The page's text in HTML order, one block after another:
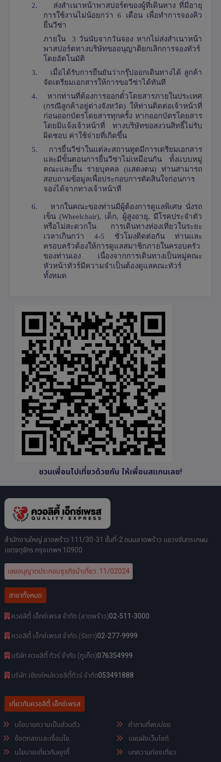
2.
ส่งสำเนาหน้าพาสปอร์ตของผู้ที่เดินทาง ที่มีอายุ
การใช้งานไม่น้อยกว่า 6 เดือน เพื่อทำการจองคิว
ยื่นวีซ่า
ภายใน 3 วันนับจากวันจอง หากไม่ส่งสำเนาหน้า
พาสปอร์ตทางบริษัทขออนุญาติยกเลิกการจองทัวร์
โดยอัตโนมัติ
3.
เมื่อได้รับการยืนยันว่ากรุ๊ปออกเดินทางได้ ลูกค้า
จัดเตรียมเอกสารให้การขอวีซ่าได้ทันที
4.
หากท่านที่ต้องการออกตั๋วโดยสารภายในประเทศ
(กรณีลูกค้าอยู่ต่างจังหวัด) ให้ท่านติดต่อเจ้าหน้าที่
ก่อนออกบัตรโดยสารทุกครั้ง หากออกบัตรโดยสาร
โดยมิแจ้งเจ้าหน้าที่ ทางบริษัทขอสงวนสิทธิ์ไม่รับ
ผิดชอบ ค่าใช้จ่ายที่เกิดขึ้น
5.
การยื่นวีซ่าในแต่ละสถานทูตมีการเตรียมเอกสาร
และมีขั้นตอนการยื่นวีซ่าไม่เหมือนกัน ทั้งแบบหมู่
คณะและยื่น รายบุคคล (แสดงตน) ท่านสามารถ
สอบถามข้อมูลเพื่อประกอบการตัดสินใจก่อนการ
จองได้จากทางเจ้าหน้าที่
6.
หากในคณะของท่านมีผู้ต้องการดูแลพิเศษ นั่งรถ
เข็น (Wheelchair), เด็ก, ผู้สูงอายุ, มีโรคประจำตัว
หรือไม่สะดวกใน การเดินทางท่องเที่ยวในระยะ
เวลาเกินกว่า 4-5 ชั่วโมงติดต่อกัน ท่านและ
ครอบครัวต้องให้การดูแลสมาชิกภายในครอบครัว
ของท่านเอง เนื่องจากการเดินทางเป็นหมู่คณะ
หัวหน้าทัวร์มีความจำเป็นต้องดูแลคณะทัวร์
ทั้งหมด
ชวนเพื่อนไปเที่ยวด้วยกัน ให้เพื่อนสแกนเลย!
สำนักงานใหญ่ ลาดพร้าว 111/30-31 ชั้นที่-2 ถนนลาดพร้าว แขวงจันทรเกษม
เขตจตุจักร กรุงเทพฯ 10900
เลขอนุญาตประกอบธุรกิจนำเที่ยว: 11/02024
สาขาทั้งหมด
ควอลิตี้ เอ็กซ์เพรส จำกัด (ลาดพร้าว)02-511-3000
ควอลิตี้ เอ็กซ์เพรส จำกัด (รัชดา)02-277-9999
บริษัท ควอลิตี้ ทัวร์ จำกัด (ภูเก็ต)076354999
บริษัท เชียงใหม่ควอลิตี้ทัวร์ จำกัด053491888
เกี่ยวกับควอลิตี้ เอ็กซ์เพรส
นโยบายความเป็นส่วนตัว
ข้อตกลงและเงื่อนไข
นโยบายเกี่ยวกับคุกกี้
คำถามที่พบบ่อย
แผนผังเว็บไซต์
บทความท่องเที่ยว